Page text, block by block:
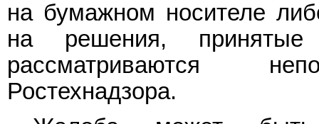
на бумажном носителе
на решения, принятые
рассматриваются
Ростехнадзора.